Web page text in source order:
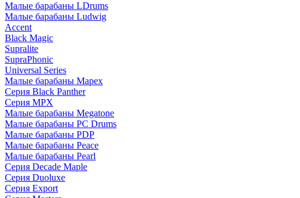
Малые барабаны LDrums
Малые барабаны Ludwig
Accent
Black Magic
Supralite
SupraPhonic
Universal Series
Малые барабаны Mapex
Серия Black Panther
Серия MPX
Малые барабаны Megatone
Малые барабаны PC Drums
Малые барабаны PDP
Малые барабаны Peace
Малые барабаны Pearl
Серия Decade Maple
Серия Duoluxe
Серия Export